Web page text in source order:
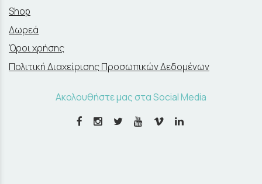
Shop
Δωρεά
Όροι χρήσης
Πολιτική Διαχείρισης Προσωπικών Δεδομένων
Ακολουθήστε μας στα Social Media